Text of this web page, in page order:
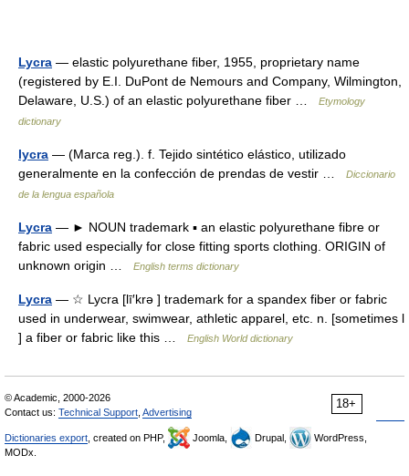
Lycra — elastic polyurethane fiber, 1955, proprietary name
(registered by E.I. DuPont de Nemours and Company, Wilmington,
Delaware, U.S.) of an elastic polyurethane fiber …
Etymology
dictionary
lycra — (Marca reg.). f. Tejido sintético elástico, utilizado
generalmente en la confección de prendas de vestir …
Diccionario
de la lengua española
Lycra — ► NOUN trademark ▪ an elastic polyurethane fibre or
fabric used especially for close fitting sports clothing. ORIGIN of
unknown origin …
English terms dictionary
Lycra — ☆ Lycra [lī′krə ] trademark for a spandex fiber or fabric
used in underwear, swimwear, athletic apparel, etc. n. [sometimes l
] a fiber or fabric like this …
English World dictionary
18+
© Academic, 2000-2026
Contact us: Technical Support Advertising
Dictionaries export , created on PHP, Joomla, Drupal,
WordPress,
MODx.